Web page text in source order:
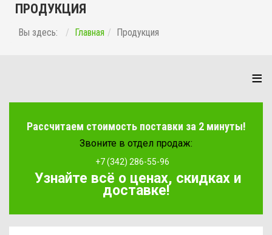
ПРОДУКЦИЯ
Вы здесь: Главная Продукция
≡
Рассчитаем стоимость поставки за 2 минуты!
Звоните в отдел продаж:
+7 (342) 286-55-96
Узнайте всё о ценах, скидках и
доставке!